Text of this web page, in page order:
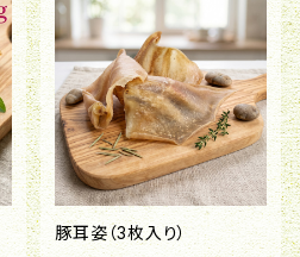
豚耳姿（3枚入り）